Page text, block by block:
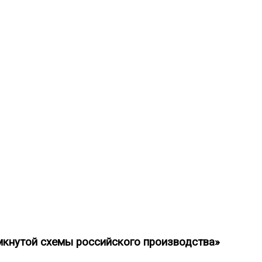
Крылова»
схемы российского производства»